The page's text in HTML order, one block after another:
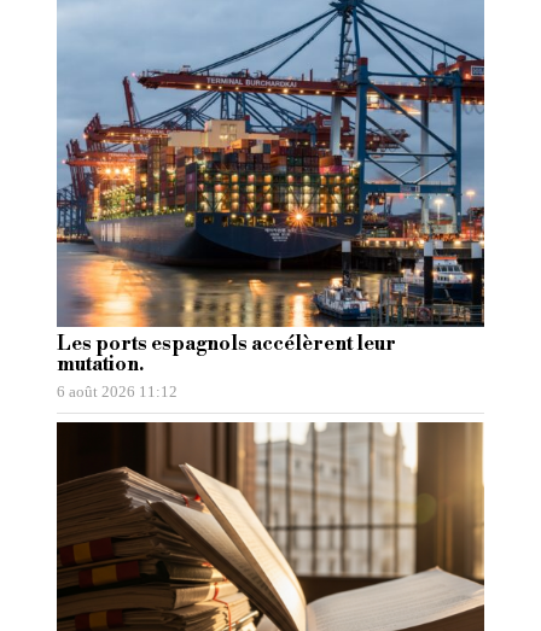
Les ports espagnols accélèrent leur
mutation.
6 août 2026 11:12